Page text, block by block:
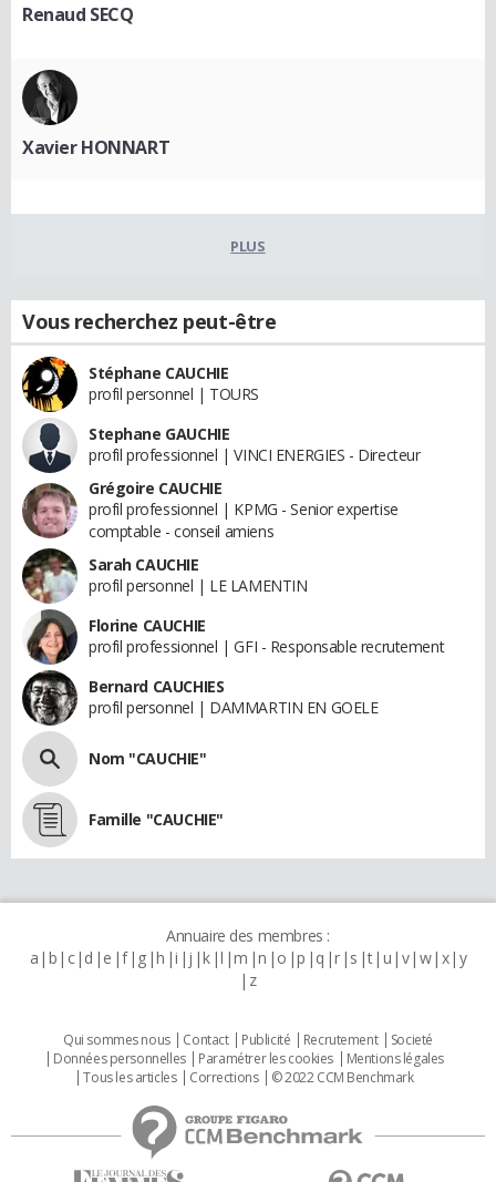
Renaud SECQ
Xavier HONNART
PLUS
Vous recherchez peut-être
Stéphane CAUCHIE
profil personnel | TOURS
Stephane GAUCHIE
profil professionnel | VINCI ENERGIES - Directeur
Grégoire CAUCHIE
profil professionnel | KPMG - Senior expertise
comptable - conseil amiens
Sarah CAUCHIE
profil personnel | LE LAMENTIN
Florine CAUCHIE
profil professionnel | GFI - Responsable recrutement
Bernard CAUCHIES
profil personnel | DAMMARTIN EN GOELE
Nom "CAUCHIE"
Famille "CAUCHIE"
Annuaire des membres :
a b c d e f g h i j k l m n o p q r s t u v w x y
z
Qui sommes nous Contact Publicité Recrutement
Societé
Données personnelles
Paramétrer les cookies
Mentions légales
Tous les articles
Corrections © 2022 CCM Benchmark